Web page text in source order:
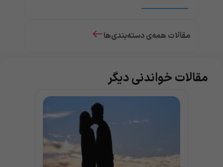
مقالات همه‌ی دسته‌بندی‌ها
مقالات خواندنی دیگر